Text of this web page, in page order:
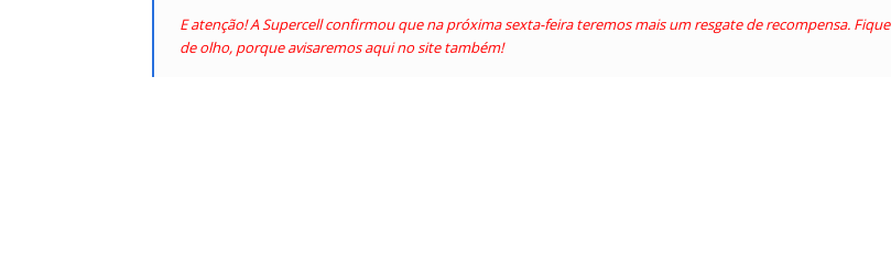
E atenção! A Supercell confirmou que na próxima sexta-feira teremos mais um resgate de recompensa. Fique
de olho, porque avisaremos aqui no site também!